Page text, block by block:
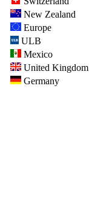
New Zealand
Europe
ULB
Mexico
United Kingdom
Germany